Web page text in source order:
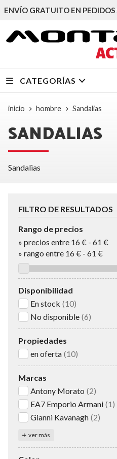
ENVÍO GRATUITO EN PEDIDOS
CATEGORÍAS
inicio hombre Sandalias
SANDALIAS
Sandalias
FILTRO DE RESULTADOS
Rango de precios
» precios entre 16 € - 61 €
» rango entre 16€ - 61 €
Disponibilidad
En stock (10)
No disponible (6)
Propiedades
en oferta (10)
Marcas
Antony Morato (2)
EA7 Emporio Armani (1)
Gianni Kavanagh (2)
ver más